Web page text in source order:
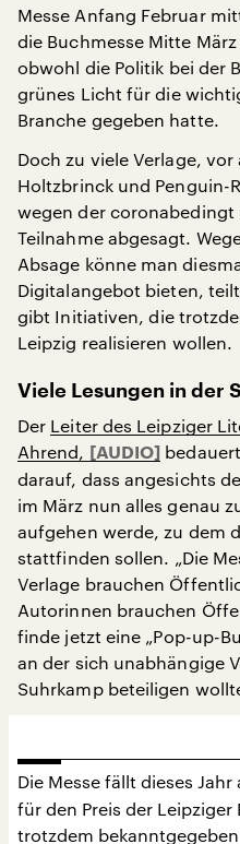
Messe Anfang Februar
die Buchmesse Mitte
obwohl die Politik bei der
grünes Licht für die
Branche gegeben hatte.
Doch zu viele Verlage,
Holtzbrinck und Penguin-
wegen der coronabedingt
Teilnahme abgesagt.
Absage könne man
Digitalangebot bieten,
gibt Initiativen, die
Leipzig realisieren wollen.
Viele Lesungen in der
Der Leiter des Leipziger
Ahrend,
darauf, dass angesichts
im März nun alles genau
aufgehen werde, zu dem
stattfinden sollen. „Die
Verlage brauchen
Autorinnen brauchen
finde jetzt eine „Pop-up-
an der sich unabhängige
Suhrkamp beteiligen
Die Messe fällt dieses Jahr
für den Preis der
trotzdem